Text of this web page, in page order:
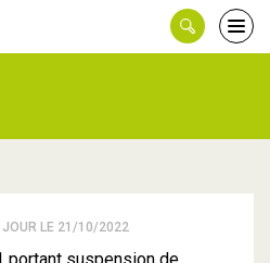
le
LE 21/10/2022